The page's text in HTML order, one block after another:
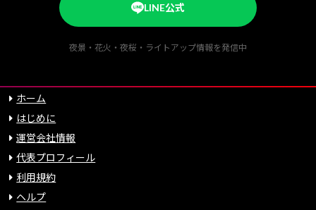
LINE公式
夜景・花火・夜桜・ライトアップ情報を発信中
ホーム
はじめに
運営会社情報
代表プロフィール
利用規約
ヘルプ